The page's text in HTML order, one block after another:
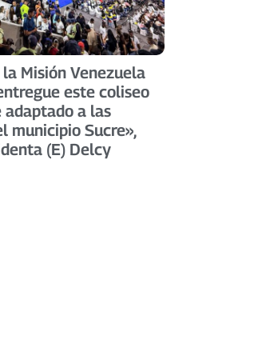
Misión Venezuela
este coliseo
a las
municipio Sucre»,
(E) Delcy